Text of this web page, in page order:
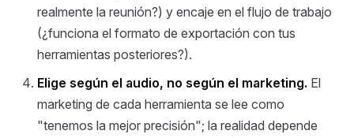
realmente la reunión?) y encaje en el flujo de trabajo
(¿funciona el formato de exportación con tus
herramientas posteriores?).
Elige según el audio, no según el marketing. El
marketing de cada herramienta se lee como
"tenemos la mejor precisión"; la realidad depende